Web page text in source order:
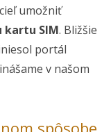
umožniť
kartu SIM. Bližšie
portál
v našom